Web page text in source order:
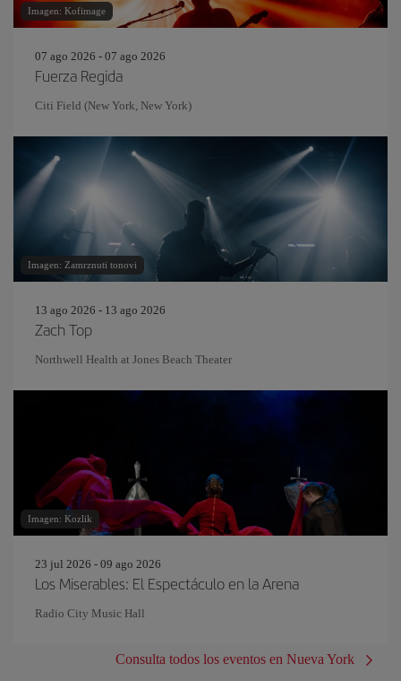
Imagen: Kofimage
07 ago 2026 - 07 ago 2026
Fuerza Regida
Citi Field (New York, New York)
Imagen: Zamrznuti tonovi
13 ago 2026 - 13 ago 2026
Zach Top
Northwell Health at Jones Beach Theater
Imagen: Kozlik
23 jul 2026 - 09 ago 2026
Los Miserables: El Espectáculo en la Arena
Radio City Music Hall
Consulta todos los eventos en Nueva York